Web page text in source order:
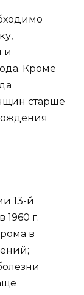
и
Кроме
старше
13-й
г.
в